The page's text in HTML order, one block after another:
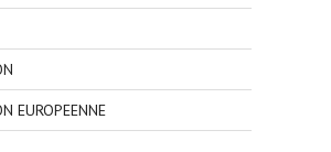
EUROPEENNE